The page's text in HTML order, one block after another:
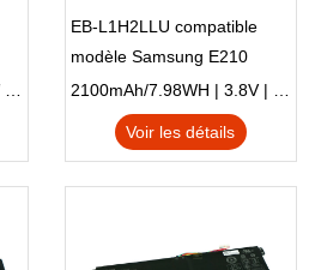
2500mAh/9.55WH | 3.82V | Li-ion ...
EB-L1H2LLU compatible
modèle Samsung E210
E210K i939
2100mAh/7.98WH | 3.8V | Li-ion ...
Voir les détails